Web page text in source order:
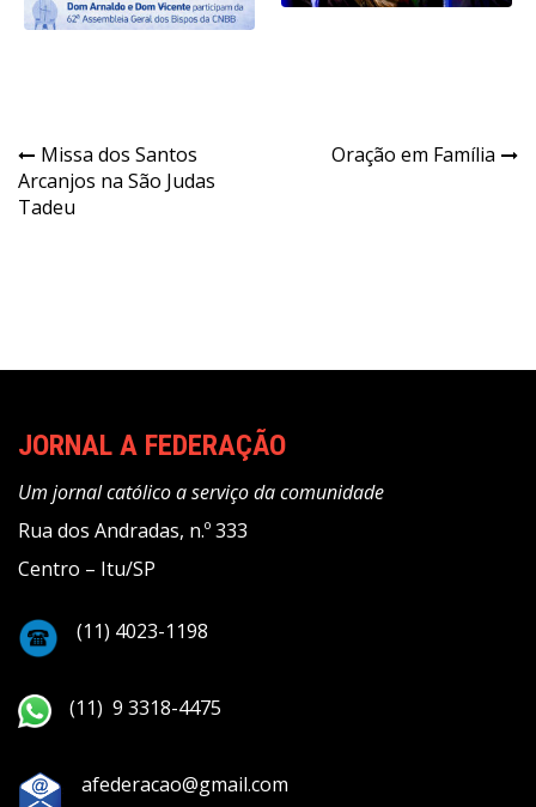
Navegação
de
Missa dos Santos
Arcanjos na São Judas
Tadeu
Oração em Família
JORNAL A FEDERAÇÃO
Um jornal católico a serviço da comunidade
Rua dos Andradas, n.º 333
Centro – Itu/SP
(11) 4023-1198
(11) 9 3318-4475
afederacao@gmail.com